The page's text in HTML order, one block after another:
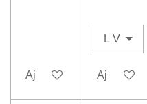
Ajouter au panierAjouter